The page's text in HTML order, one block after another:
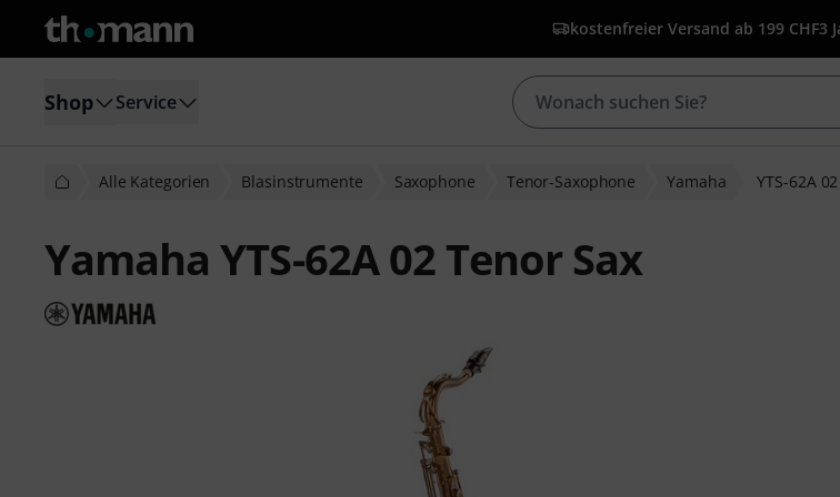
kostenfreier Versand ab 199 CHF3
Shop Service
Alle Kategorien Blasinstrumente Saxophone Tenor-Saxophone Yamaha YTS-62A
Yamaha YTS-62A 02 Tenor Sax